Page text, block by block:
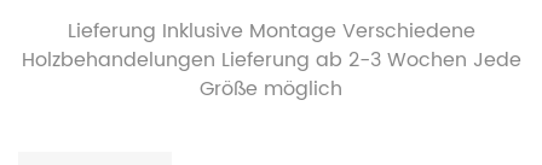
Lieferung Inklusive Montage Verschiedene
Holzbehandelungen Lieferung ab 2-3 Wochen Jede
Größe möglich